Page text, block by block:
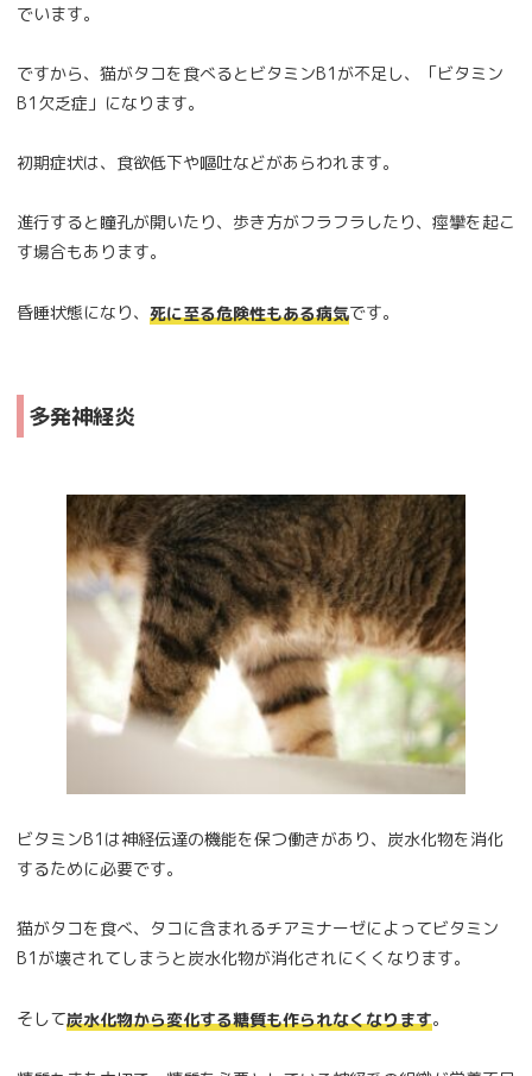
でいます。
ですから、猫がタコを食べるとビタミンB1が不足し、「ビタミン
B1欠乏症」になります。
初期症状は、食欲低下や嘔吐などがあらわれます。
進行すると瞳孔が開いたり、歩き方がフラフラしたり、痙攣を起こ
す場合もあります。
昏睡状態になり、 死に至る危険性もある病気です。
多発神経炎
ビタミンB1は神経伝達の機能を保つ働きがあり、炭水化物を消化
するために必要です。
猫がタコを食べ、タコに含まれるチアミナーゼによってビタミン
B1が壊されてしまうと炭水化物が消化されにくくなります。
そして炭水化物から変化する糖質も作られなくなります。